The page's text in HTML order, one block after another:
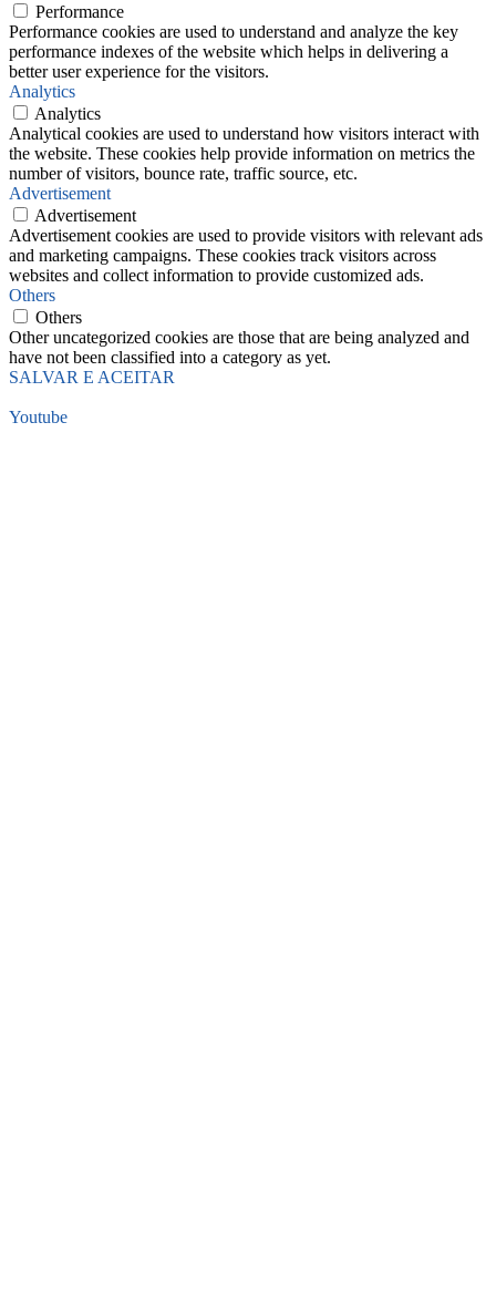
Performance
Performance cookies are used to understand and analyze the key
performance indexes of the website which helps in delivering a
better user experience for the visitors.
Analytics
Analytics
Analytical cookies are used to understand how visitors interact with
the website. These cookies help provide information on metrics the
number of visitors, bounce rate, traffic source, etc.
Advertisement
Advertisement
Advertisement cookies are used to provide visitors with relevant ads
and marketing campaigns. These cookies track visitors across
websites and collect information to provide customized ads.
Others
Others
Other uncategorized cookies are those that are being analyzed and
have not been classified into a category as yet.
SALVAR E ACEITAR
Youtube